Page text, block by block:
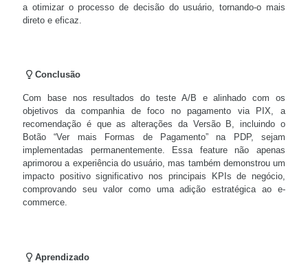
a otimizar o processo de decisão do usuário, tornando-o mais
direto e eficaz.
Conclusão
Com base nos resultados do teste A/B e alinhado com os
objetivos da companhia de foco no pagamento via PIX, a
recomendação é que as alterações da Versão B, incluindo o
Botão “Ver mais Formas de Pagamento” na PDP, sejam
implementadas permanentemente. Essa feature não apenas
aprimorou a experiência do usuário, mas também demonstrou um
impacto positivo significativo nos principais KPIs de negócio,
comprovando seu valor como uma adição estratégica ao e-
commerce.
Aprendizado